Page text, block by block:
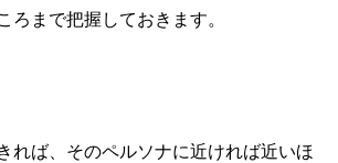
ろまで把握しておきます。
れば、そのペルソナに近ければ近いほ